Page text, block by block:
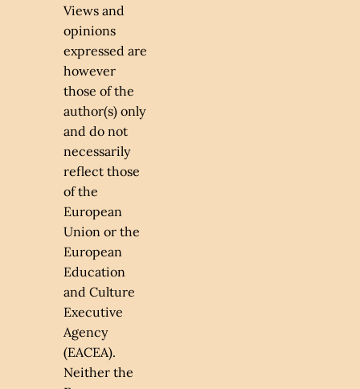
Views and
opinions
expressed are
however
those of the
author(s) only
and do not
necessarily
reflect those
of the
European
Union or the
European
Education
and Culture
Executive
Agency
(EACEA).
Neither the